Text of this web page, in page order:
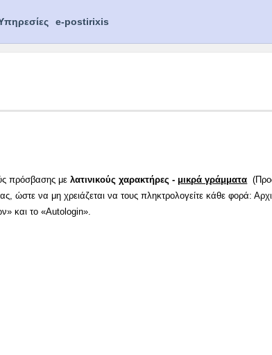
e-postirixis
πρόσβασης μελατινικούς χαρακτήρες - μικρά γράμματα
ώστε να μη χρειάζεται να τους πληκτρολογείτε κάθε φορά:
και το «Autologin».